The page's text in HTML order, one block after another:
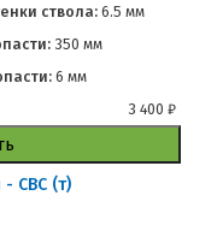
ствола:6.5 мм
350 мм
6 мм
3 400₽
- СВС (т)